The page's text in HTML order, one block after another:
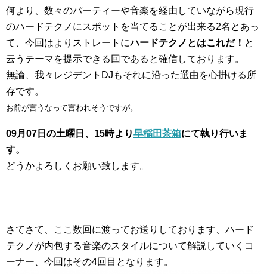
何より、数々のパーティーや音楽を経由していながら現行
のハードテクノにスポットを当てることが出来る2名とあっ
て、今回はよりストレートにハードテクノとはこれだ！ と
云うテーマを提示できる回であると確信しております。
無論、我々レジデントDJもそれに沿った選曲を心掛ける所
存です。
お前が言うなって言われそうですが。
09月07日の土曜日、15時より早稲田茶箱にて執り行いま
す。
どうかよろしくお願い致します。
さてさて、ここ数回に渡ってお送りしております、ハード
テクノが内包する音楽のスタイルについて解説していくコ
ーナー、今回はその4回目となります。